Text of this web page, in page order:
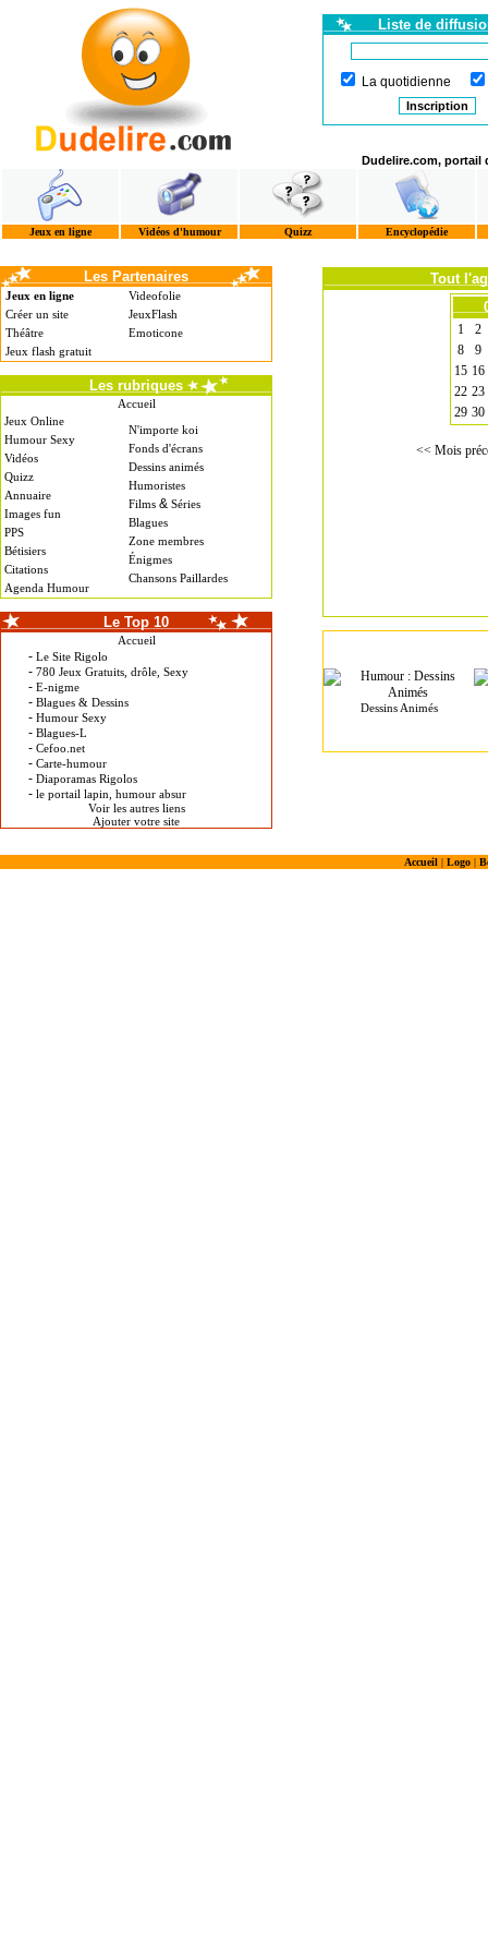
Liste de
La quotidienne
Dudelire.com, portail
Jeux en ligne Vidéos d'humour Quizz Encyclopédie
Les Partenaires
Jeux en ligne
Créer un site
Théâtre
Jeux flash gratuit
Videofolie
JeuxFlash
Emoticone
Les rubriques
Accueil
Jeux Online
Humour Sexy
Vidéos
Quizz
Annuaire
Images fun
PPS
Bétisiers
Citations
Agenda Humour
N'importe koi
Fonds d'écrans
Dessins animés
Humoristes
Films & Séries
Blagues
Zone membres
Énigmes
Chansons Paillardes
Le Top 10
Accueil
- Le Site Rigolo
- 780 Jeux Gratuits, drôle, Sexy
- E-nigme
- Blagues & Dessins
- Humour Sexy
- Blagues-L
- Cefoo.net
- Carte-humour
- Diaporamas Rigolos
- le portail lapin, humour absur
Voir les autres liens
Ajouter votre site
Tout
1
2
8
9
15 16
22 23
29 30
<< Mois
Dessins Animés
Accueil| Logo|